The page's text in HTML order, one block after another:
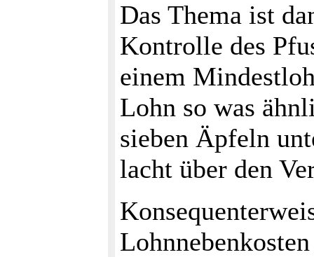
Das Thema ist
Kontrolle des
einem
Lohn so was
sieben Äpfeln
lacht über den